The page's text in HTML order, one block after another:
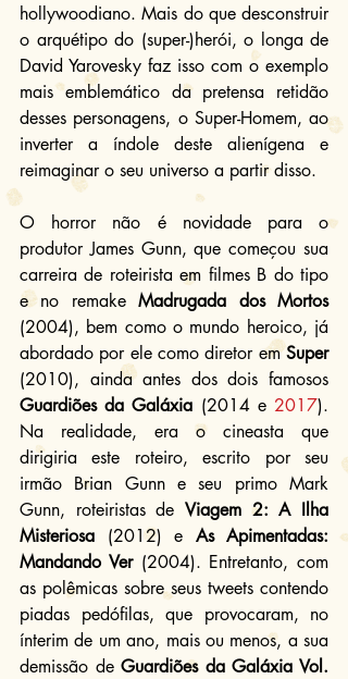
hollywoodiano. Mais do que desconstruir
o arquétipo do (super-)herói, o longa de
David Yarovesky faz isso com o exemplo
mais emblemático da pretensa retidão
desses personagens, o Super-Homem, ao
inverter a índole deste alienígena e
reimaginar o seu universo a partir disso.
O horror não é novidade para o
produtor James Gunn, que começou sua
carreira de roteirista em filmes B do tipo
e no remake Madrugada dos Mortos
(2004), bem como o mundo heroico, já
abordado por ele como diretor em Super
Guardiões da Galáxia (2014 e 2017).
Na realidade, era o cineasta que
dirigiria este roteiro, escrito por seu
irmão Brian Gunn e seu primo Mark
Gunn, roteiristas de Viagem 2: A Ilha
Misteriosa (2012) e As Apimentadas:
Mandando Ver (2004). Entretanto, com
as polêmicas sobre seus tweets contendo
piadas pedófilas, que provocaram, no
ínterim de um ano, mais ou menos, a sua
demissão de Guardiões da Galáxia Vol.